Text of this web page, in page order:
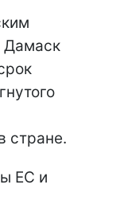
Дамаск
стране.
ЕС и